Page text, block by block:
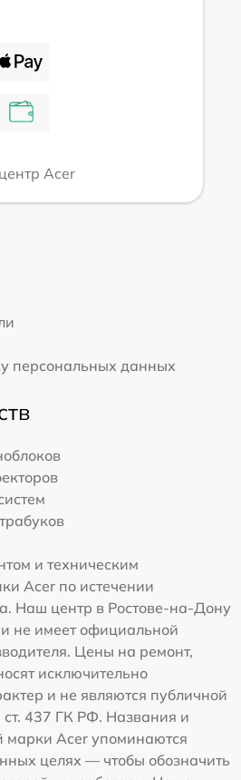
Acer
персональных данных
и техническим
Acer по истечении
Наш центр в Ростове-на-Дону
не имеет официальной
Цены на ремонт,
исключительно
и не являются публичной
ст. 437 ГК РФ. Названия и
марки Acer упоминаются
целях — чтобы обозначить